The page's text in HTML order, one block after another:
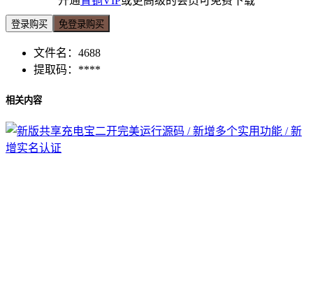
登录购买 免登录购买
文件名： 4688
提取码： ****
相关内容